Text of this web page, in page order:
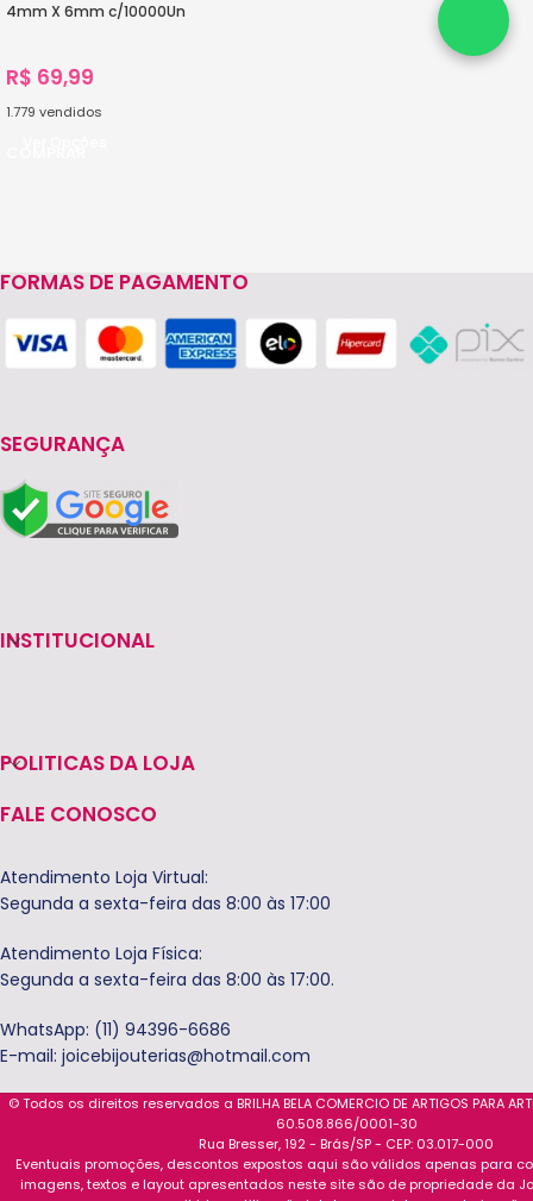
4mm X 6mm c/10000Un
R$ 69,99
1.779 vendidos
FORMAS DE PAGAMENTO
SEGURANÇA
INSTITUCIONAL
POLITICAS DA LOJA
FALE CONOSCO
Atendimento Loja Virtual:
Segunda a sexta-feira das 8:00 às 17:00
Atendimento Loja Física:
Segunda a sexta-feira das 8:00 às 17:00.
WhatsApp: (11) 94396-6686
E-mail: joicebijouterias@hotmail.com
© Todos os direitos reservados a BRILHA BELA COMERCIO DE ARTIGOS PARA
60.508.866/0001-30
Rua Bresser, 192 - Brás/SP - CEP: 03.017-000
Eventuais promoções, descontos expostos aqui são válidos apenas para
imagens, textos e layout apresentados neste site são de propriedade da